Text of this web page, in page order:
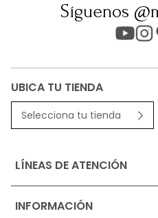
Síguenos
UBICA TU TIENDA
Selecciona tu tienda
LÍNEAS DE ATENCIÓN
INFORMACIÓN